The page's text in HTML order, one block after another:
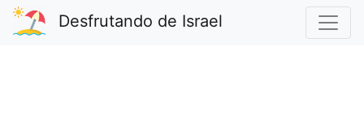
Desfrutando de Israel